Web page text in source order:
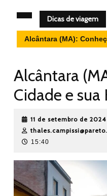
Dicas de viagem
Alcântara (MA):
Alcântara
Cidade e sua
11 de setembro de 2024
15:40